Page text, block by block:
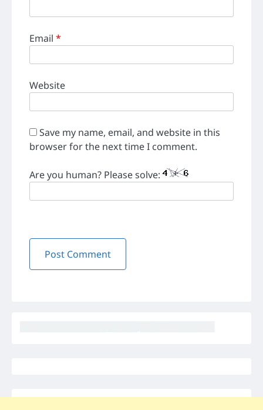
Email *
Website
Save my name, email, and website in this
browser for the next time I comment.
Are you human? Please solve: